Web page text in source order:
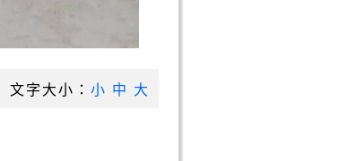
文字大小： 小 中 大